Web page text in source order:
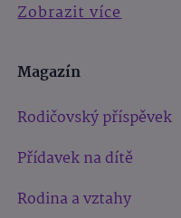
Zobrazit více
Magazín
Rodičovský příspěvek
Přídavek na dítě
Rodina a vztahy